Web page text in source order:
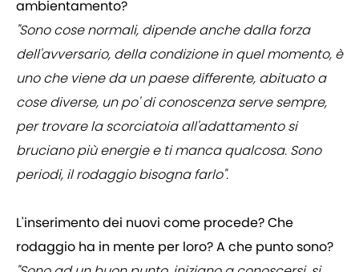
ambientamento?
"Sono cose normali, dipende anche dalla forza
dell'avversario, della condizione in quel momento, è
uno che viene da un paese differente, abituato a
cose diverse, un po' di conoscenza serve sempre,
per trovare la scorciatoia all'adattamento si
bruciano più energie e ti manca qualcosa. Sono
periodi, il rodaggio bisogna farlo".
L'inserimento dei nuovi come procede? Che
rodaggio ha in mente per loro? A che punto sono?